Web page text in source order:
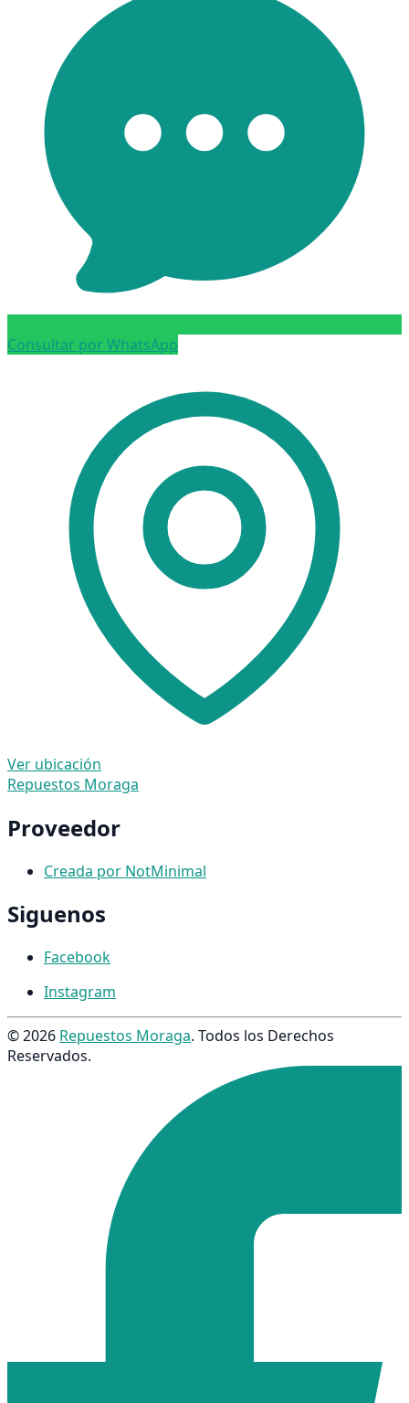
Consultar por WhatsApp
Ver ubicación
Repuestos Moraga
Proveedor
Creada por NotMinimal
Siguenos
Facebook
Instagram
© 2026 Repuestos Moraga. Todos los Derechos
Reservados.